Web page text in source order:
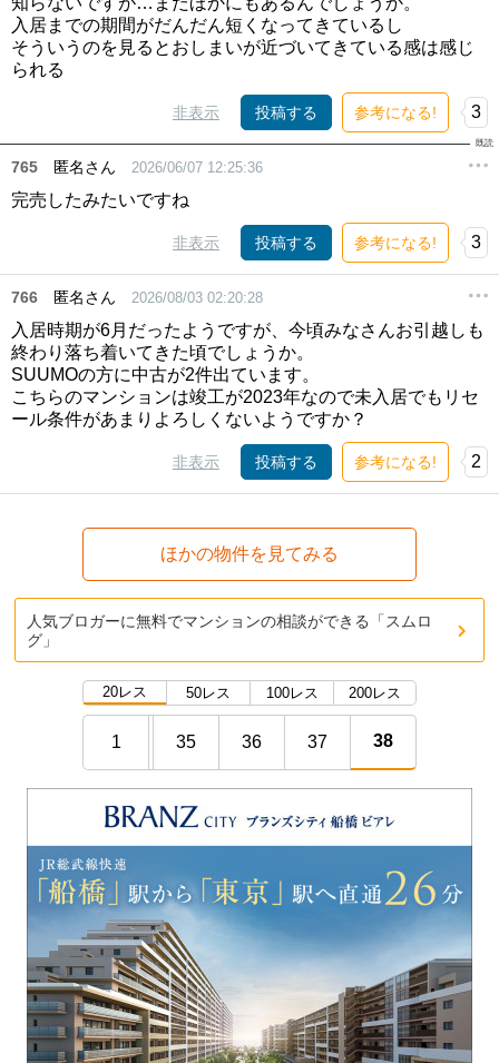
入居までの期間がだんだん短くなってきているし
そういうのを見るとおしまいが近づいてきている感は感じ
られる
非表示 投稿する 参考になる! 3
765 匿名さん 2026/06/07 12:25:36
完売したみたいですね
非表示 投稿する 参考になる! 3
766 匿名さん 2026/08/03 02:20:28
入居時期が6月だったようですが、今頃みなさんお引越しも
終わり落ち着いてきた頃でしょうか。
SUUMOの方に中古が2件出ています。
こちらのマンションは竣工が2023年なので未入居でもリセ
ール条件があまりよろしくないようですか？
非表示 投稿する 参考になる! 2
ほかの物件を見てみる
人気ブロガーに無料でマンションの相談ができる「スムロ
グ」
20レス 50レス 100レス 200レス
1 35 36 37 38